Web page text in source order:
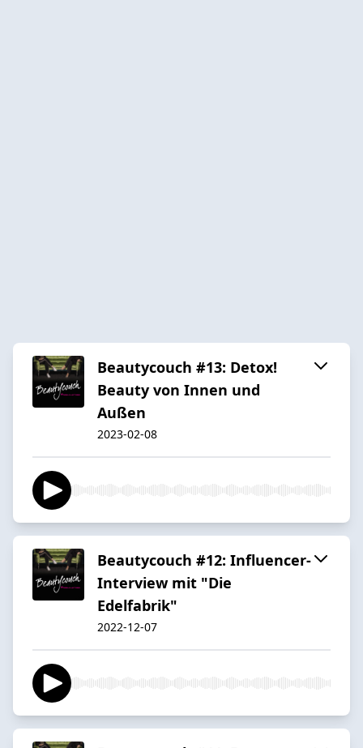
Beautycouch #13: Detox!
Beauty von Innen und
Außen
2023-02-08
Beautycouch #12: Influencer-
Interview mit "Die
Edelfabrik"
2022-12-07